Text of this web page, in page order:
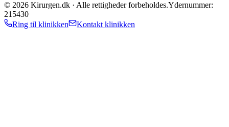
© 2026 Kirurgen.dk · Alle rettigheder forbeholdes.Ydernummer:
215430
Ring til klinikken
Kontakt klinikken